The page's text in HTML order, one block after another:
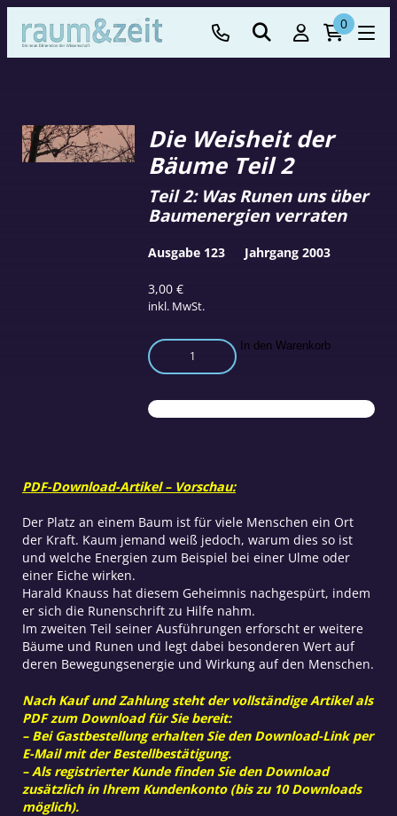
0
Die Weisheit der
Bäume Teil 2
3,00€
inkl. MwSt.
Teil 2: Was Runen uns über
Baumenergien verraten
Die
Weisheit
Bäume
Teil
In den Warenkorb
Ausgabe 123 Jahrgang 2003
PDF-Download-Artikel – Vorschau:
Der Platz an einem Baum ist für viele Menschen ein Ort
der Kraft. Kaum jemand weiß jedoch, warum dies so ist
und welche Energien zum Beispiel bei einer Ulme oder
einer Eiche wirken.
Harald Knauss hat diesem Geheimnis nachgespürt, indem
er sich die Runenschrift zu Hilfe nahm.
Im zweiten Teil seiner Ausführungen erforscht er weitere
Bäume und Runen und legt dabei besonderen Wert auf
deren Bewegungsenergie und Wirkung auf den Menschen.
Nach Kauf und Zahlung steht der vollständige Artikel als
PDF zum Download für Sie bereit:
– Bei Gastbestellung erhalten Sie den Download-Link per
E-Mail mit der Bestellbestätigung.
– Als registrierter Kunde finden Sie den Download
zusätzlich in Ihrem Kundenkonto (bis zu 10 Downloads
möglich).